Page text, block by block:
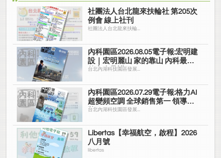
社團法人台北龍來扶輪社 第205次
例會 線上社刊
社團法人台北龍來扶輪...
內科園區2026.08.05電子報:宏明建
設｜宏明麗山 家的靠山 內科最高
的安全承諾
台北內湖科技園區發展...
內科園區2026.07.29電子報:格力AI
超變頻空調 全球銷售第一 領導品
牌
台北內湖科技園區發展...
Libertas【幸福航空，啟程】2026
八月號
libertas